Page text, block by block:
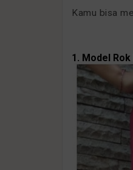
Kamu bisa
1. Model